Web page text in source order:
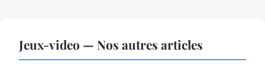
Jeux-video — Nos autres articles